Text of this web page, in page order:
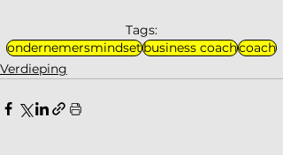
Tags:
ondernemersmindsetbusiness coachcoach
Verdieping